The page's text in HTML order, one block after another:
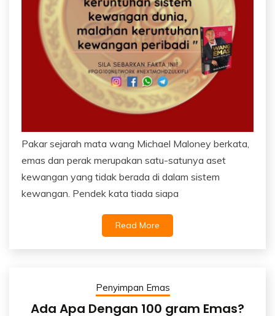
Pakar sejarah mata wang Michael Maloney berkata,
emas dan perak merupakan satu-satunya aset
kewangan yang tidak berada di dalam sistem
kewangan. Pendek kata tiada siapa
Read More
Penyimpan Emas
Ada Apa Dengan 100 gram Emas?